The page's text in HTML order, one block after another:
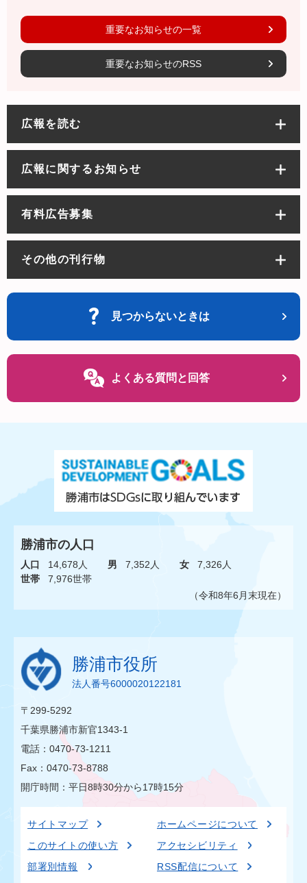
重要なお知らせの一覧
重要なお知らせのRSS
広報を読む
広報に関するお知らせ
有料広告募集
その他の刊行物
見つからないときは
よくある質問と回答
勝浦市の人口
人口 14,678人 男 7,352人 女
7,326人
世帯
7,976世帯
（令和8年6月末現在）
勝浦市役所
法人番号6000020122181
〒299-5292
千葉県勝浦市新官1343-1
電話：0470-73-1211
Fax：0470-73-8788
開庁時間：平日8時30分から17時15分
サイトマップ
ホームページについて
このサイトの使い方
アクセシビリティ
部署別情報
RSS配信について